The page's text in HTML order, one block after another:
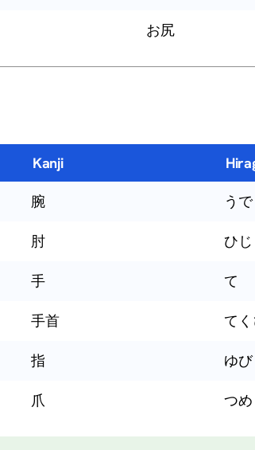
お尻
Kanji
腕 うで
肘 ひじ
手 て
手首 て
指 ゆび
爪 つめ